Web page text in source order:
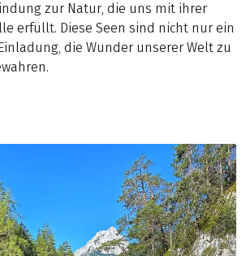
zur Natur, die uns mit ihrer
erfüllt. Diese Seen sind nicht nur ein
die Wunder unserer Welt zu